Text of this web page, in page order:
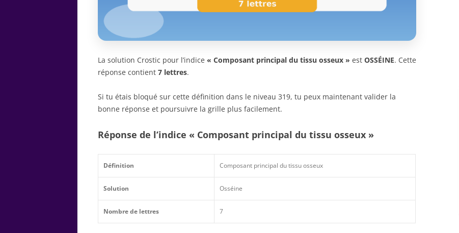
La solution Crostic pour l’indice « Composant principal du tissu osseux » est OSSÉINE. Cette
réponse contient 7 lettres.
Si tu étais bloqué sur cette définition dans le niveau 319, tu peux maintenant valider la
bonne réponse et poursuivre la grille plus facilement.
Réponse de l’indice « Composant principal du tissu osseux »
Définition Composant principal du tissu osseux
Solution Osséine
Nombre de lettres 7